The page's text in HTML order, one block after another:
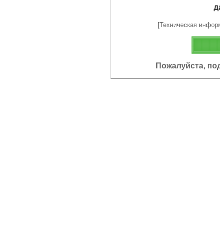
[Техническая
Пожалуйста,